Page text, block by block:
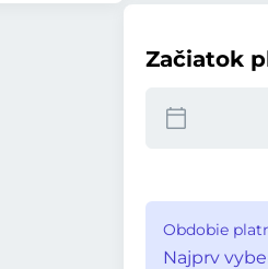
Začiatok
Obdobie
Najprv